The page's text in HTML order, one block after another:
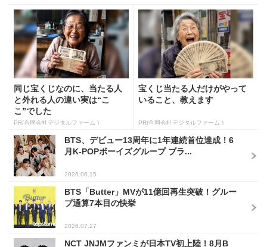
同じ宝くじなのに、当たる人
と外れる人の違い実は“こ
こ”でした
PR(合同会社デジタルファーム )
宝くじ当たる人だけがやって
いること、教えます
PR(合同会社デジタルファーム )
BTS、デビュー13周年に1年連続首位達成！6
月K-POPボーイズグループ ブラ...
2026.06.15
BTS「Butter」MVが11億回再生突破！グルー
プ通算7本目の快挙
2026.07.27
NCT JNJMファンミが日本TV初上陸！8月B